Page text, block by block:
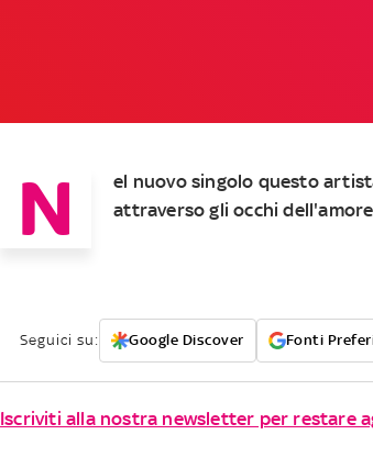
N
el nuovo singolo questo
attraverso gli occhi dell'amore.
Seguici su: Google Discover Fonti
Iscriviti alla nostra newsletter per restare